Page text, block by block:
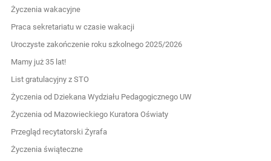
Aktualności
Życzenia wakacyjne
Praca sekretariatu w czasie wakacji
Uroczyste zakończenie roku szkolnego 2025/2026
Mamy już 35 lat!
List gratulacyjny z STO
Życzenia od Dziekana Wydziału Pedagogicznego UW
Życzenia od Mazowieckiego Kuratora Oświaty
Przegląd recytatorski Żyrafa
Życzenia świąteczne